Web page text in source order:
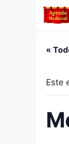
«
Este